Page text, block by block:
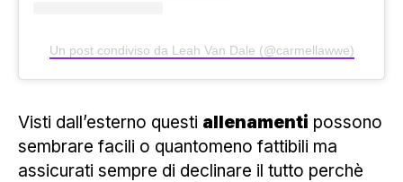
Un post condiviso da Leah Van Dale (@carmellawwe)
Visti dall’esterno questi allenamenti possono
sembrare facili o quantomeno fattibili ma
assicurati sempre di declinare il tutto perchè